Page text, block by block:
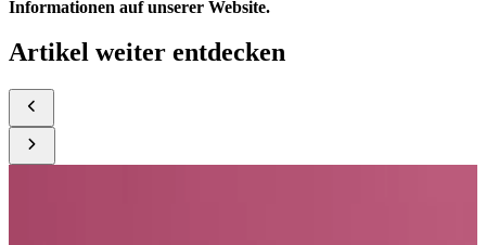
Informationen auf unserer Website.
Artikel weiter entdecken